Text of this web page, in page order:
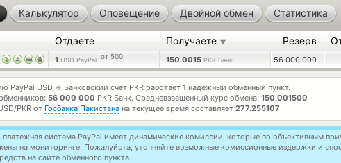
Калькулятор Оповещение Двойной обмен Статистика
Отдаете Получаете ▼ Резерв
1 USD PayPal от 500 150.0015 PKR Банк 56 000 000
PayPal USD → Банковский счет PKR работает 1 надежный обменный пункт.
56 000 000 PKR Банк. Средневзвешенный курс обмена: 150.001500
PKR от Госбанка Пакистана на текущее время составляет 277.255107
система PayPal имеет динамические комиссии, которые по объективным
на мониторинге. Пожалуйста, уточняйте возможные комиссионные издержки и
на сайте обменного пункта.